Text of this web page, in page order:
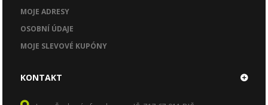
MOJE ADRESY
OSOBNÍ ÚDAJE
MOJE SLEVOVÉ KUPÓNY
KONTAKT